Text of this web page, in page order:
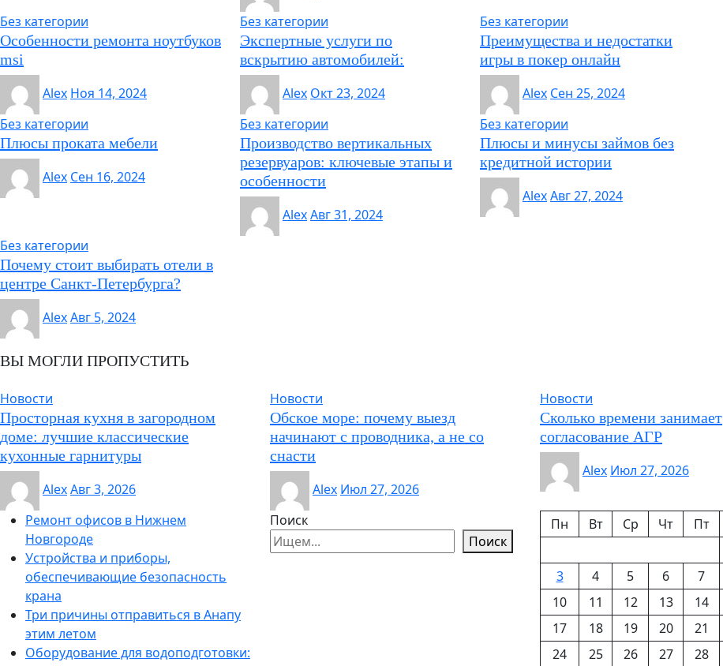
Без категории
Особенности ремонта ноутбуков
msi
Alex Ноя 14, 2024
Без категории
Экспертные услуги по
вскрытию автомобилей:
Alex Окт 23, 2024
Без категории
Преимущества и недостатки
игры в покер онлайн
Alex Сен 25, 2024
Без категории
Плюсы проката мебели
Alex Сен 16, 2024
Без категории
Производство вертикальных
резервуаров: ключевые этапы и
особенности
AlexАвг 31, 2024
Без категории
Плюсы и минусы займов без
кредитной истории
AlexАвг 27, 2024
Без категории
Почему стоит выбирать отели в
центре Санкт-Петербурга?
AlexАвг 5, 2024
ВЫ МОГЛИ ПРОПУСТИТЬ
Новости
Просторная кухня в загородном
доме: лучшие классические
кухонные гарнитуры
AlexАвг 3, 2026
Новости
Обское море: почему выезд
начинают с проводника, а не со
снасти
Alex Июл 27, 2026
Новости
Сколько времени занимает
согласование АГР
Alex Июл 27, 2026
Ремонт офисов в Нижнем
Новгороде
Устройства и приборы,
обеспечивающие безопасность
крана
Три причины отправиться в Анапу
этим летом
Оборудование для водоподготовки:
Поиск
Поиск
Пн Вт Ср Чт Пт
3
4 5 6 7
10
11 12 13 14
17
18 19 20 21
24
25 26 27 28